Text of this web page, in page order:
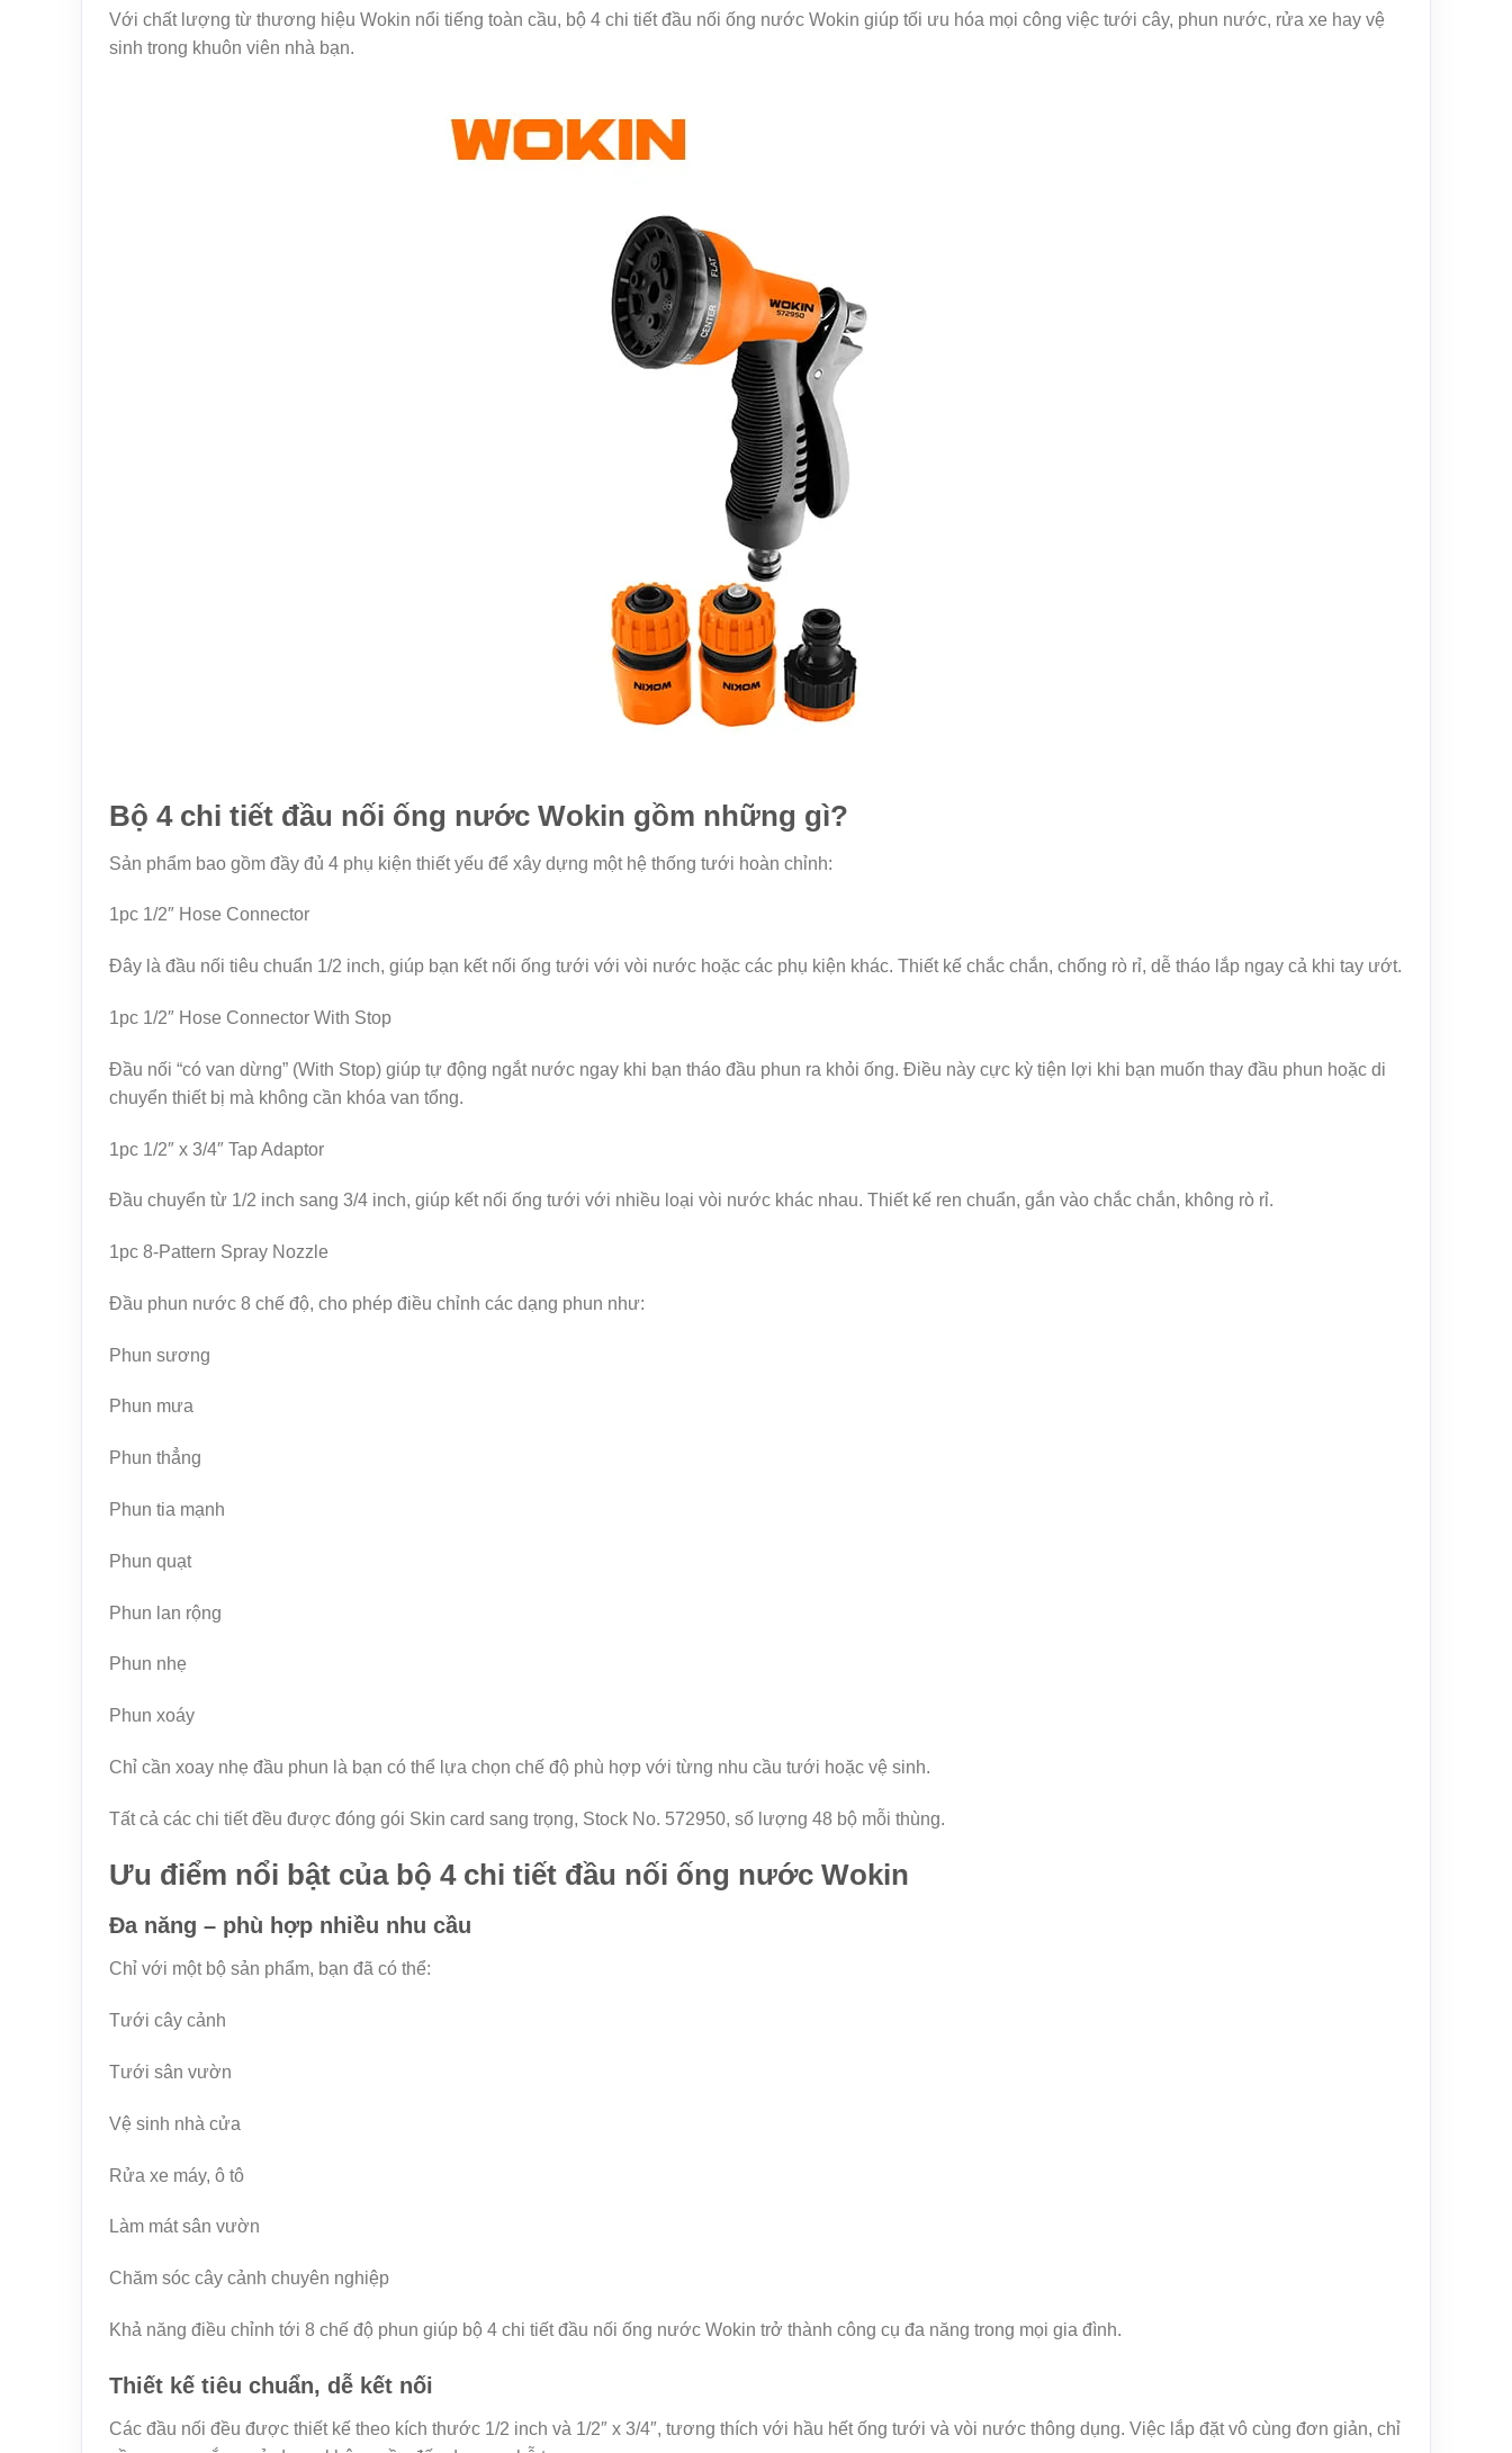
Với chất lượng từ thương hiệu Wokin nổi tiếng toàn cầu, bộ 4 chi tiết đầu nối ống nước Wokin giúp tối ưu hóa mọi công việc tưới cây, phun nước, rửa xe hay vệ
sinh trong khuôn viên nhà bạn.
Bộ 4 chi tiết đầu nối ống nước Wokin gồm những gì?
Sản phẩm bao gồm đầy đủ 4 phụ kiện thiết yếu để xây dựng một hệ thống tưới hoàn chỉnh:
1pc 1/2″ Hose Connector
Đây là đầu nối tiêu chuẩn 1/2 inch, giúp bạn kết nối ống tưới với vòi nước hoặc các phụ kiện khác. Thiết kế chắc chắn, chống rò rỉ, dễ tháo lắp ngay cả khi tay ướt.
1pc 1/2″ Hose Connector With Stop
Đầu nối “có van dừng” (With Stop) giúp tự động ngắt nước ngay khi bạn tháo đầu phun ra khỏi ống. Điều này cực kỳ tiện lợi khi bạn muốn thay đầu phun hoặc di
chuyển thiết bị mà không cần khóa van tổng.
1pc 1/2″ x 3/4″ Tap Adaptor
Đầu chuyển từ 1/2 inch sang 3/4 inch, giúp kết nối ống tưới với nhiều loại vòi nước khác nhau. Thiết kế ren chuẩn, gắn vào chắc chắn, không rò rỉ.
1pc 8-Pattern Spray Nozzle
Đầu phun nước 8 chế độ, cho phép điều chỉnh các dạng phun như:
Phun sương
Phun mưa
Phun thẳng
Phun tia mạnh
Phun quạt
Phun lan rộng
Phun nhẹ
Phun xoáy
Chỉ cần xoay nhẹ đầu phun là bạn có thể lựa chọn chế độ phù hợp với từng nhu cầu tưới hoặc vệ sinh.
Tất cả các chi tiết đều được đóng gói Skin card sang trọng, Stock No. 572950, số lượng 48 bộ mỗi thùng.
Ưu điểm nổi bật của bộ 4 chi tiết đầu nối ống nước Wokin
Đa năng – phù hợp nhiều nhu cầu
Chỉ với một bộ sản phẩm, bạn đã có thể:
Tưới cây cảnh
Tưới sân vườn
Vệ sinh nhà cửa
Rửa xe máy, ô tô
Làm mát sân vườn
Chăm sóc cây cảnh chuyên nghiệp
Khả năng điều chỉnh tới 8 chế độ phun giúp bộ 4 chi tiết đầu nối ống nước Wokin trở thành công cụ đa năng trong mọi gia đình.
Thiết kế tiêu chuẩn, dễ kết nối
Các đầu nối đều được thiết kế theo kích thước 1/2 inch và 1/2″ x 3/4″, tương thích với hầu hết ống tưới và vòi nước thông dụng. Việc lắp đặt vô cùng đơn giản, chỉ